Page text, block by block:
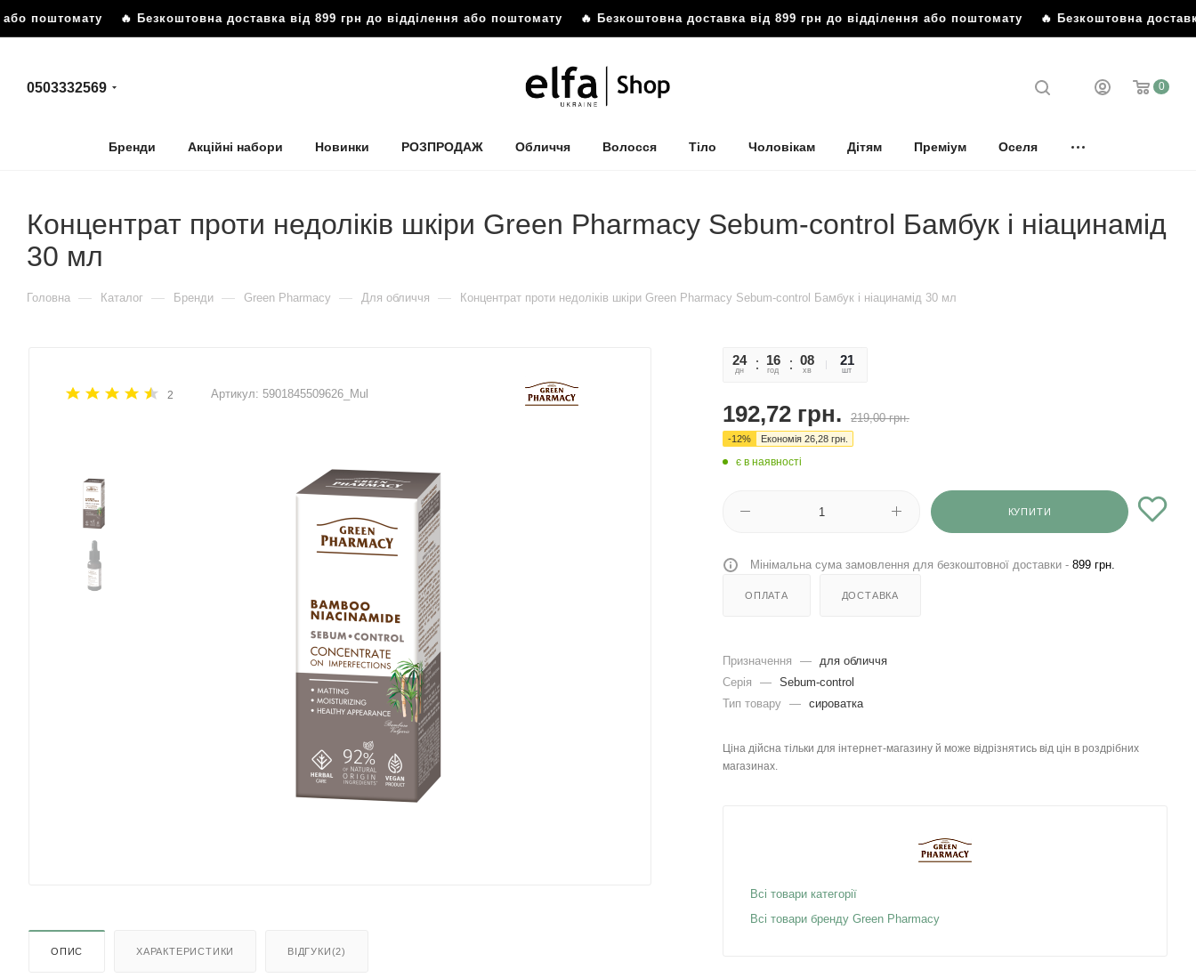
поштомату🔥 Безкоштовна доставка від 899 грн до відділення або поштомату🔥 Безкоштовна доставка від 899 грн до відділення або поштомату🔥 Безкоштовна доставка
0503332569 0
Бренди Акційні набори Новинки РОЗПРОДАЖ Обличчя Волосся Тіло Чоловікам Дітям Преміум Оселя
Концентрат проти недоліків шкіри Green Рharmacy Sebum-control Бамбук і ніацинамід
30 мл
Головна — Каталог — Бренди — Green Pharmacy — Для обличчя — Концентрат проти недоліків шкіри Green Рharmacy Sebum-control Бамбук і ніацинамід 30 мл
2 Артикул: 5901845509626_Mul
ОПИС ХАРАКТЕРИСТИКИ ВІДГУКИ(2)
24
дн
16
год
08
хв
45
сек
21
шт
192,72 грн. 219,00грн.
-12% Економія 26,28 грн.
є в наявності
КУПИТИ
Мінімальна сума замовлення для безкоштовної доставки - 899 грн.
ОПЛАТА ДОСТАВКА
Призначення —
для обличчя
Серія
— Sebum-control
Тип товару — сироватка
Ціна дійсна тільки для інтернет-магазину й може відрізнятись від цін в роздрібних
магазинах.
Всі товари категорії
Всі товари бренду Green Pharmacy